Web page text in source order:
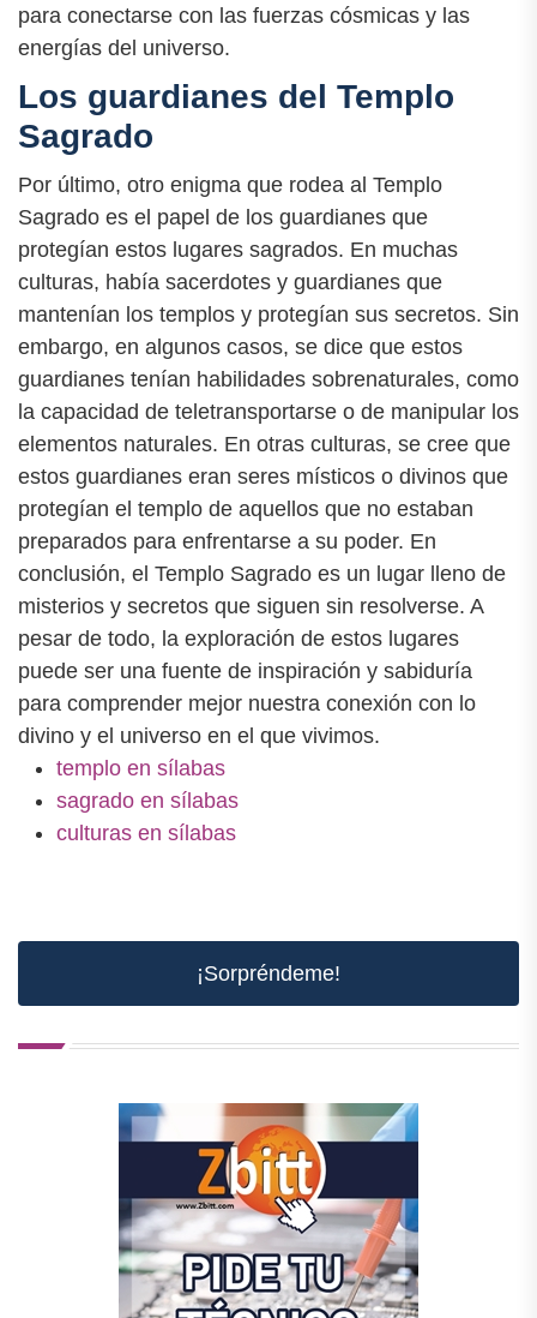
para conectarse con las fuerzas cósmicas y las
energías del universo.
Los guardianes del Templo
Sagrado
Por último, otro enigma que rodea al Templo
Sagrado es el papel de los guardianes que
protegían estos lugares sagrados. En muchas
culturas, había sacerdotes y guardianes que
mantenían los templos y protegían sus secretos. Sin
embargo, en algunos casos, se dice que estos
guardianes tenían habilidades sobrenaturales, como
la capacidad de teletransportarse o de manipular los
elementos naturales. En otras culturas, se cree que
estos guardianes eran seres místicos o divinos que
protegían el templo de aquellos que no estaban
preparados para enfrentarse a su poder. En
conclusión, el Templo Sagrado es un lugar lleno de
misterios y secretos que siguen sin resolverse. A
pesar de todo, la exploración de estos lugares
puede ser una fuente de inspiración y sabiduría
para comprender mejor nuestra conexión con lo
divino y el universo en el que vivimos.
templo en sílabas
sagrado en sílabas
culturas en sílabas
¡Sorpréndeme!